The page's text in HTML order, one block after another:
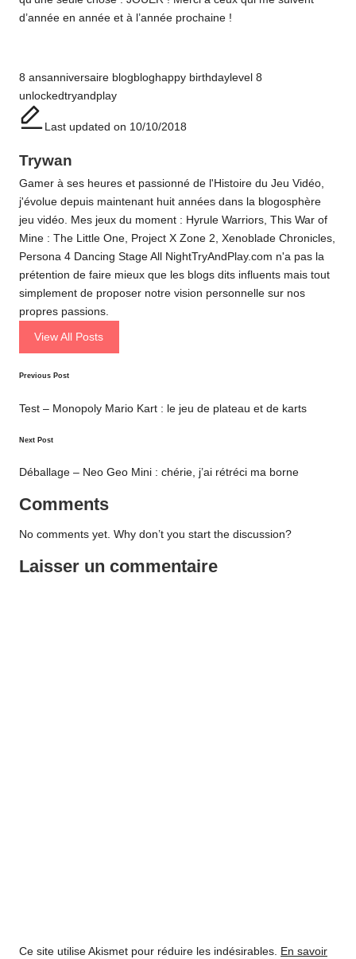
d’année en année et à l’année prochaine !
Tags:
8 ansanniversaire blogbloghappy birthdaylevel 8
unlockedtryandplay
Last updated on 10/10/2018
Trywan
Gamer à ses heures et passionné de l'Histoire du Jeu Vidéo,
j'évolue depuis maintenant huit années dans la blogosphère
jeu vidéo. Mes jeux du moment : Hyrule Warriors, This War of
Mine : The Little One, Project X Zone 2, Xenoblade Chronicles,
Persona 4 Dancing Stage All NightTryAndPlay.com n'a pas la
prétention de faire mieux que les blogs dits influents mais tout
simplement de proposer notre vision personnelle sur nos
propres passions.
View All Posts
Post
navigation
Previous Post
Test – Monopoly Mario Kart : le jeu de plateau et de karts
Next Post
Déballage – Neo Geo Mini : chérie, j’ai rétréci ma borne
Comments
No comments yet. Why don’t you start the discussion?
Laisser un commentaire
Ce site utilise Akismet pour réduire les indésirables. En savoir